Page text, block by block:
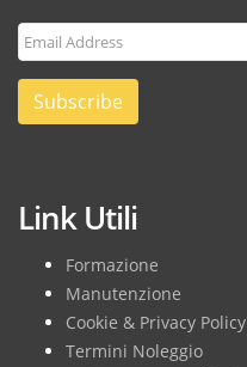
Subscribe
Link Utili
Formazione
Manutenzione
Cookie & Privacy Policy
Termini Noleggio